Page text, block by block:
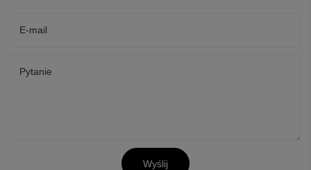
E-mail
Pytanie
Wyślij